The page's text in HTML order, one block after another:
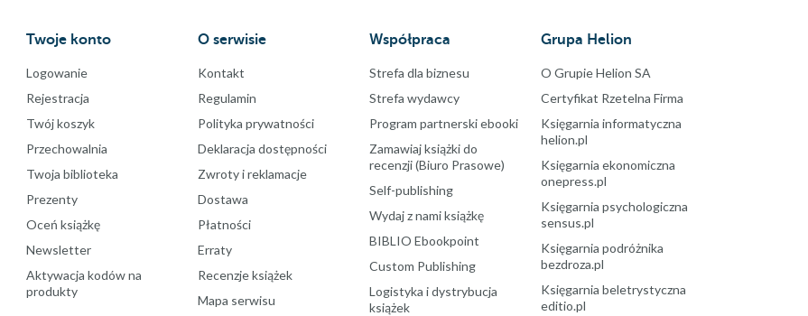
Twoje konto
Logowanie
Rejestracja
Twój koszyk
Przechowalnia
Twoja biblioteka
Prezenty
Oceń książkę
Newsletter
Aktywacja kodów na
produkty
O serwisie
Kontakt
Regulamin
Polityka prywatności
Deklaracja dostępności
Zwroty i reklamacje
Dostawa
Płatności
Erraty
Recenzje książek
Mapa serwisu
Współpraca
Strefa dla biznesu
Strefa wydawcy
Program partnerski ebooki
Zamawiaj książki do
recenzji (Biuro Prasowe)
Self-publishing
Wydaj z nami książkę
BIBLIO Ebookpoint
Custom Publishing
Logistyka i dystrybucja
książek
Grupa Helion
O Grupie Helion SA
Certyfikat Rzetelna Firma
Księgarnia informatyczna
helion.pl
Księgarnia ekonomiczna
onepress.pl
Księgarnia psychologiczna
sensus.pl
Księgarnia podróżnika
bezdroza.pl
Księgarnia beletrystyczna
editio.pl